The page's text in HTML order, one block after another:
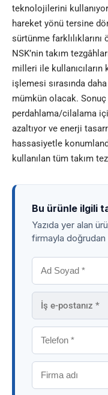
teknolojilerini
hareket yönü tersine
sürtünme
NSK’nin takım
milleri ile
işlemesi sırasında
mümkün olacak.
perdahlama/cilalama
azaltıyor ve enerji
hassasiyetle
kullanılan tüm takım
Bu ürünle ilgili
Yazıda yer alan
firmayla doğrudan